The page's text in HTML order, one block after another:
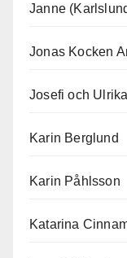
Janne
Jonas Kocken
Josefi och Ulrika
Karin Berglund
Karin Påhlsson
Katarina